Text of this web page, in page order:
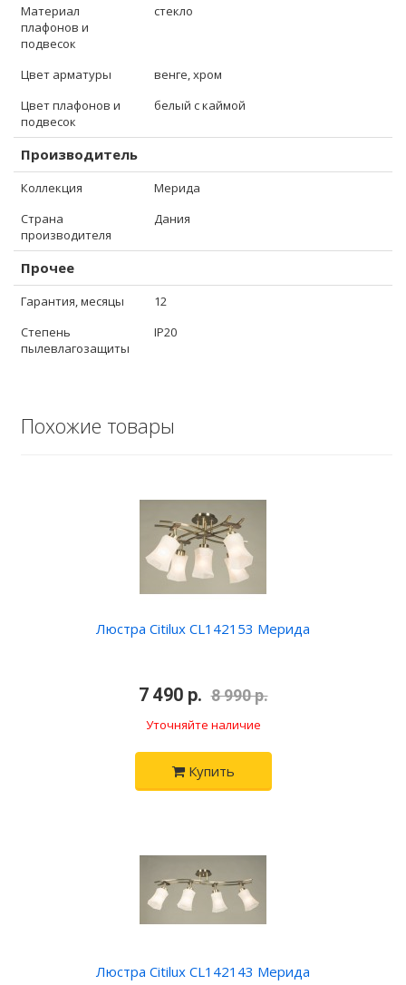
Материал
плафонов и
подвесок
стекло
Цвет арматуры
венге, хром
Цвет плафонов и
подвесок
белый с каймой
Производитель
Коллекция
Мерида
Страна
производителя
Дания
Прочее
Гарантия, месяцы
12
Степень
пылевлагозащиты
IP20
Похожие товары
Люстра Citilux CL142153 Мерида
7 490 р. 8 990 р.
Уточняйте наличие
Купить
Люстра Citilux CL142143 Мерида